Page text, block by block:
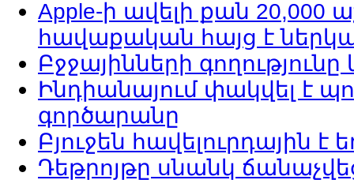
Apple-ի ավելի քան
հավաքական հայց է
Բջջայինների
Ինդիանայում փակվել է
գործարանը
Բյուջեն հավելուրդային է
Դեթրոյթը սնանկ